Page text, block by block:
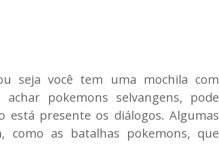
seja você tem uma mochila com
pokemons selvangens, pode
está presente os diálogos. Algumas
como as batalhas pokemons, que